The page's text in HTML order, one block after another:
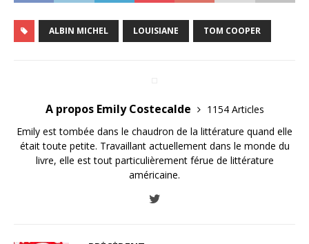
ALBIN MICHEL LOUISIANE TOM COOPER
A propos Emily Costecalde
1154 Articles
Emily est tombée dans le chaudron de la littérature quand elle
était toute petite. Travaillant actuellement dans le monde du
livre, elle est tout particulièrement férue de littérature
américaine.